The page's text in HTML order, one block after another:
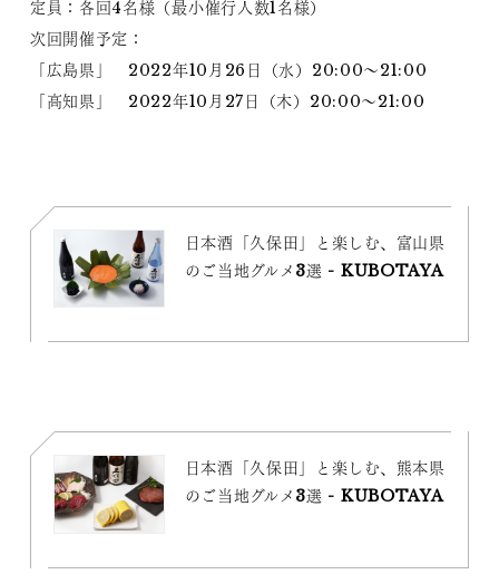
定員：各回4名様（最小催行人数1名様）
次回開催予定：
「広島県」 2022年10月26日（水）20:00～21:00
「高知県」 2022年10月27日（木）20:00～21:00
日本酒「久保田」と楽しむ、富山県
のご当地グルメ3選 - KUBOTAYA
日本酒「久保田」と楽しむ、熊本県
のご当地グルメ3選 - KUBOTAYA